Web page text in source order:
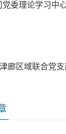
党委理论学习中
津廊区域联合党